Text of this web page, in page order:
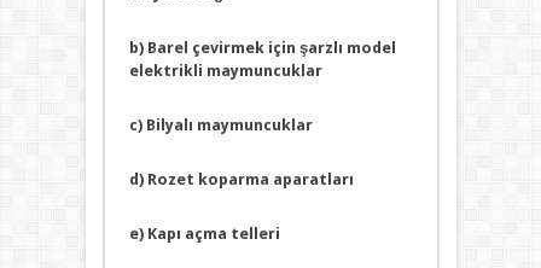
b) Barel çevirmek için şarzlı model
elektrikli maymuncuklar
c) Bilyalı maymuncuklar
d) Rozet koparma aparatları
e) Kapı açma telleri